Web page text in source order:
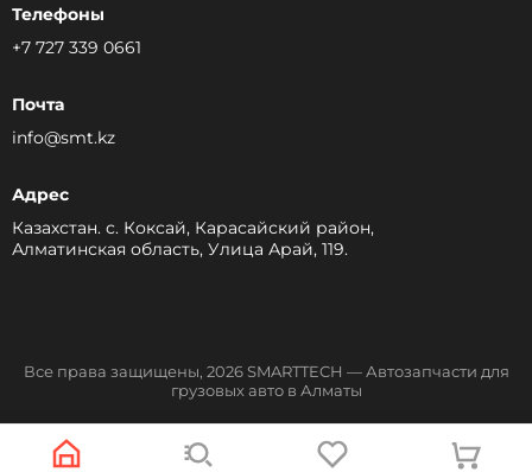
Телефоны
+7 727 339 0661
Почта
info@smt.kz
Адрес
Казахстан. с. Коксай, Карасайский район,
Алматинская область, Улица Арай, 119.
Все права защищены, 2026 SMARTTECH — Автозапчасти для
грузовых авто в Алматы